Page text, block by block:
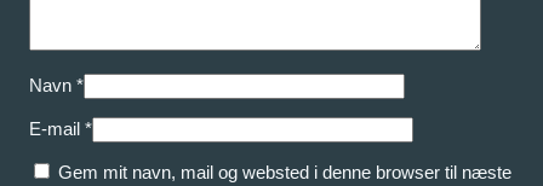
Navn *
E-mail *
Gem mit navn, mail og websted i denne browser til næste